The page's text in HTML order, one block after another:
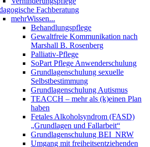
Fachberatung
mehrWissen...
Behandlungspflege
Gewaltfreie Kommunikation nach
Marshall B. Rosenberg
Palliativ-Pflege
SoPart Pflege Anwenderschulung
Grundlagenschulung sexuelle
Selbstbestimmung
Grundlagenschulung Autismus
TEACCH – mehr als (k)einen Plan
haben
Fetales Alkoholsyndrom (FASD)
„Grundlagen und Fallarbeit“
Grundlagenschulung BEI_NRW
Umgang mit freiheitsentziehenden